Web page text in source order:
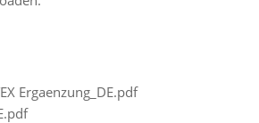
Ergaenzung_DE.pdf